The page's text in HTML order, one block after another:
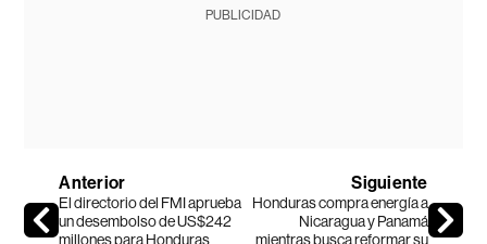
PUBLICIDAD
Anterior
El directorio del FMI aprueba
un desembolso de US$242
millones para Honduras
Siguiente
Honduras compra energía a
Nicaragua y Panamá
mientras busca reformar su